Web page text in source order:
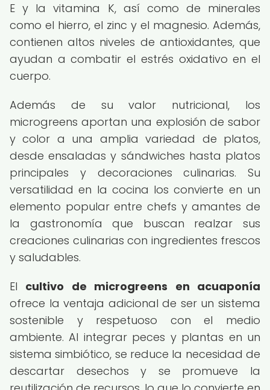
E y la vitamina K, así como de minerales
como el hierro, el zinc y el magnesio. Además,
contienen altos niveles de antioxidantes, que
ayudan a combatir el estrés oxidativo en el
cuerpo.
Además de su valor nutricional, los
microgreens aportan una explosión de sabor
y color a una amplia variedad de platos,
desde ensaladas y sándwiches hasta platos
principales y decoraciones culinarias. Su
versatilidad en la cocina los convierte en un
elemento popular entre chefs y amantes de
la gastronomía que buscan realzar sus
creaciones culinarias con ingredientes frescos
y saludables.
El cultivo de microgreens en acuaponía
ofrece la ventaja adicional de ser un sistema
sostenible y respetuoso con el medio
ambiente. Al integrar peces y plantas en un
sistema simbiótico, se reduce la necesidad de
descartar desechos y se promueve la